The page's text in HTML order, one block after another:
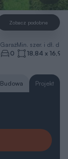
Zobacz podobne
Garaż
0
Min. szer. i dł.
18,84 x 16,94
Budowa Projekt